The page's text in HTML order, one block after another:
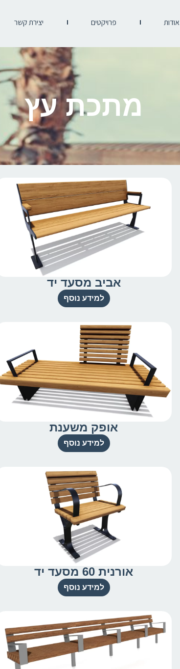
אודות פרויקטים יצירת קשר
מתכת עץ
אביב מסעד יד
למידע נוסף
אופק משענת
למידע נוסף
אורנית 60 מסעד יד
למידע נוסף